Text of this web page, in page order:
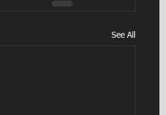
See All